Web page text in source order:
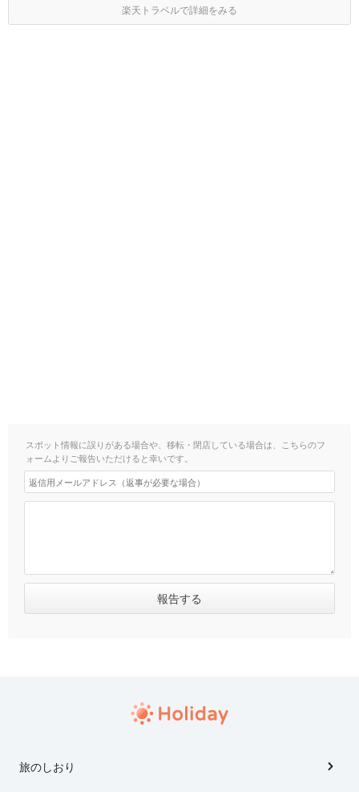
楽天トラベルで詳細をみる
スポット情報に誤りがある場合や、移転・閉店している場合は、こちらのフ
ォームよりご報告いただけると幸いです。
旅のしおり